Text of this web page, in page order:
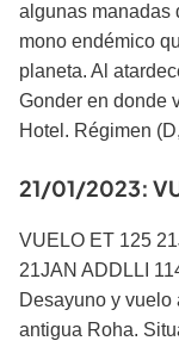
algunas manadas
mono endémico
planeta. Al
Gonder en donde
Hotel. Régimen
21/01/2023:
VUELO ET 125
21JAN ADDLLI
Desayuno y
antigua Roha.